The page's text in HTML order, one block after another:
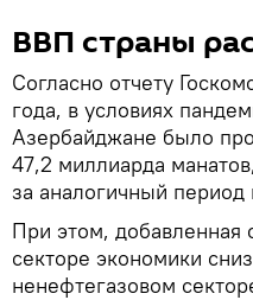
ВВП страны
Согласно отчету
года, в условиях
Азербайджане было
47,2 миллиарда
за аналогичный
При этом, добавленная
секторе экономики
ненефтегазовом